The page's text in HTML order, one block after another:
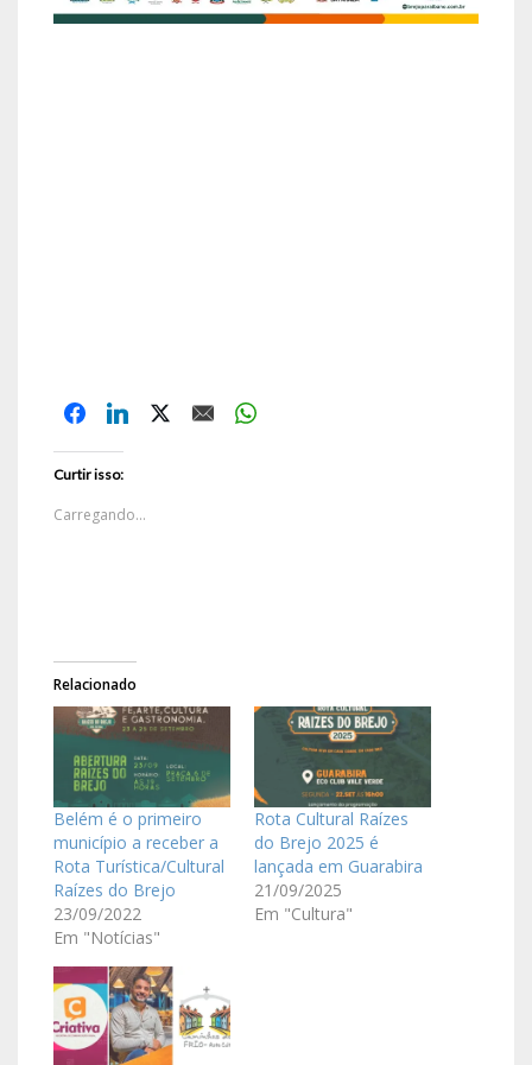
Curtir isso:
Carregando...
Relacionado
Belém é o primeiro
município a receber a
Rota Turística/Cultural
Raízes do Brejo
23/09/2022
Em "Notícias"
Rota Cultural Raízes
do Brejo 2025 é
lançada em Guarabira
21/09/2025
Em "Cultura"